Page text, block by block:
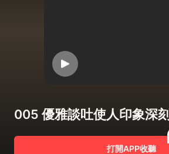
005 優雅談吐使人印象深刻
打開APP收聽